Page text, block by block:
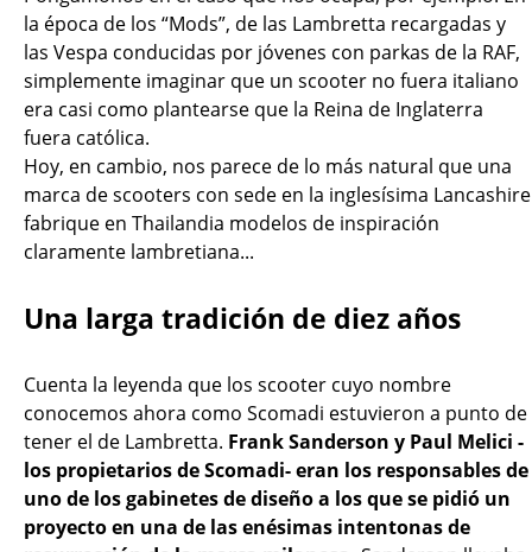
la época de los “Mods”, de las Lambretta recargadas y
las Vespa conducidas por jóvenes con parkas de la RAF,
simplemente imaginar que un scooter no fuera italiano
era casi como plantearse que la Reina de Inglaterra
fuera católica.
Hoy, en cambio, nos parece de lo más natural que una
marca de scooters con sede en la inglesísima Lancashire
fabrique en Thailandia modelos de inspiración
claramente lambretiana...
Una larga tradición de diez años
Cuenta la leyenda que los scooter cuyo nombre
conocemos ahora como Scomadi estuvieron a punto de
tener el de Lambretta. Frank Sanderson y Paul Melici -
los propietarios de Scomadi- eran los responsables de
uno de los gabinetes de diseño a los que se pidió un
proyecto en una de las enésimas intentonas de